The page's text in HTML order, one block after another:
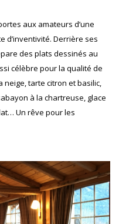
aux amateurs d’une
d’inventivité. Derrière ses
des plats dessinés au
célèbre pour la qualité de
tarte citron et basilic,
à la chartreuse, glace
Un rêve pour les